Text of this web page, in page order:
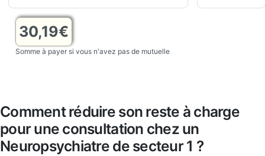
30,19€
Somme à payer si vous n'avez pas de mutuelle
Comment réduire son reste à charge
pour une consultation chez un
Neuropsychiatre de secteur 1 ?